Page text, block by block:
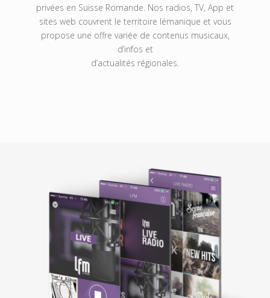
privées en Suisse Romande. Nos radios, TV, App et
sites web couvrent le territoire lémanique et vous
propose une offre variée de contenus musicaux,
d’infos et
d’actualités régionales.